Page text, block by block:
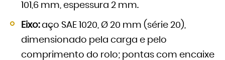
101,6 mm, espessura 2 mm.
Eixo:aço SAE 1020, Ø 20 mm (série 20),
dimensionado pela carga e pelo
comprimento do rolo; pontas com encaixe